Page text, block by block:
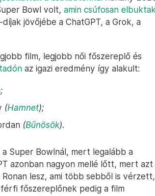
Bowl volt, amin csúfosan elbuktak
jövőjébe a ChatGPT, a Grok, a
film, legjobb női főszereplő és
az igazi eredmény így alakult:
;
(Hamnet);
(Bűnösök).
Super Bowlnál, mert legalább a
azonban nagyon mellé lőtt, mert azt
lesz, ami több sebből is
főszereplőnek pedig a film